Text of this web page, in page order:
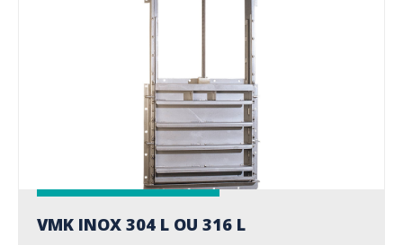
VMK INOX 304 L OU 316 L